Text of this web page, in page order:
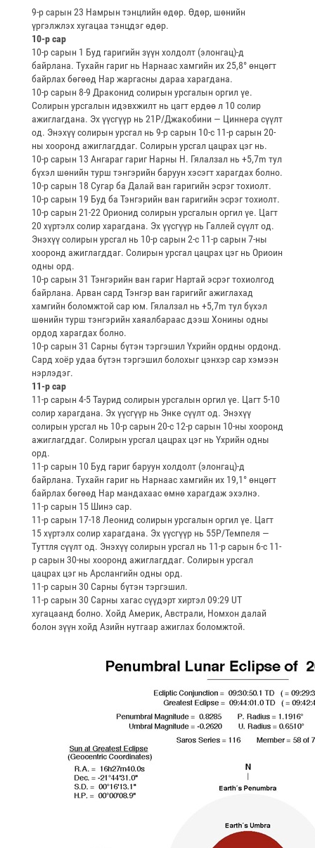
9-р сарын 23 Намрын тэнцлийн өдөр. Өдөр, шөнийн
үргэлжлэх хугацаа тэнцдэг өдөр.
10-р сар
10-р сарын 1 Буд гаригийн зүүн холдолт (элонгац)-д
байрлана. Тухайн гариг нь Нарнаас хамгийн их 25,8° өнцөгт
байрлах бөгөөд Нар жаргасны дараа харагдана.
10-р сарын 8-9 Драконид солирын урсгалын оргил үе.
Солирын урсгалын идэвхжилт нь цагт ердөө л 10 солир
ажиглагдана. Эх үүсгүүр нь 21P/Джакобини — Циннера сүүлт
од. Энэхүү солирын урсгал нь 9-р сарын 10-с 11-р сарын 20-
ны хооронд ажиглагддаг. Солирын урсгал цацрах цэг нь.
10-р сарын 13 Ангараг гариг Нарны Н. Гялалзал нь +5,7m тул
бүхэл шөнийн турш тэнгэрийн баруун хэсэгт харагдах болно.
10-р сарын 18 Сугар ба Далай ван гаригийн эсрэг тохиолт.
10-р сарын 19 Буд ба Тэнгэрийн ван гаригийн эсрэг тохиолт.
10-р сарын 21-22 Орионид солирын урсгалын оргил үе. Цагт
20 хүртэлх солир харагдана. Эх үүсгүүр нь Галлей сүүлт од.
Энэхүү солирын урсгал нь 10-р сарын 2-с 11-р сарын 7-ны
хооронд ажиглагддаг. Солирын урсгал цацрах цэг нь Ориоин
одны орд.
10-р сарын 31 Тэнгэрийн ван гариг Нартай эсрэг тохиолгод
байрлана. Арван сард Тэнгэр ван гаригийг ажиглахад
хамгийн боломжтой сар юм. Гялалзал нь +5,7m тул бүхэл
шөнийн турш тэнгэрийн хаяалбараас дээш Хонины одны
ордод харагдах болно.
10-р сарын 31 Сарны бүтэн тэргэшил Үхрийн ордны ордонд.
Сард хоёр удаа бүтэн тэргэшил болохыг цэнхэр сар хэмээн
нэрлэдэг.
11-р сар
11-р сарын 4-5 Таурид солирын урсгалын оргил үе. Цагт 5-10
солир харагдана. Эх үүсгүүр нь Энке сүүлт од. Энэхүү
солирын урсгал нь 10-р сарын 20-с 12-р сарын 10-ны хооронд
ажиглагддаг. Солирын урсгал цацрах цэг нь Үхрийн одны
орд.
11-р сарын 10 Буд гариг баруун холдолт (элонгац)-д
байрлана. Тухайн гариг нь Нарнаас хамгийн их 19,1° өнцөгт
байрлах бөгөөд Нар мандахаас өмнө харагдаж эхэлнэ.
11-р сарын 15 Шинэ сар.
11-р сарын 17-18 Леонид солирын урсгалын оргил үе. Цагт
15 хүртэлх солир харагдана. Эх үүсгүүр нь 55P/Темпеля —
Туттля сүүлт од. Энэхүү солирын урсгал нь 11-р сарын 6-с 11-
р сарын 30-ны хооронд ажиглагддаг. Солирын урсгал
цацрах цэг нь Арслангийн одны орд.
11-р сарын 30 Сарны бүтэн тэргэшил.
11-р сарын 30 Сарны хагас сүүдэрт хиртэл 09:29 UT
хугацаанд болно. Хойд Америк, Австрали, Номхон далай
болон зүүн хойд Азийн нутгаар ажиглах боломжтой.